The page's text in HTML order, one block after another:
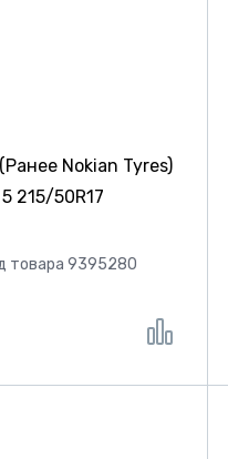
Nokian Tyres)
215/50R17
товара 9395280